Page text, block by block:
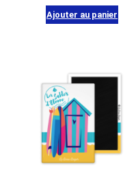
Ajouter au panier